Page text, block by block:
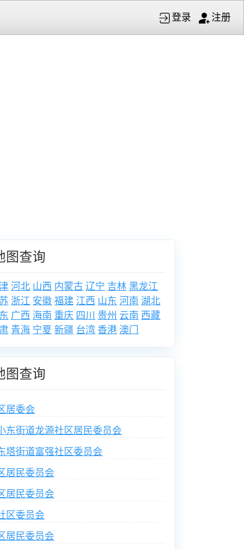
登录 注册
图查询
河北 山西 内蒙古辽宁 吉林黑龙江
浙江 安徽福建 江西 山东 河南 湖北
广西 海南 重庆 四川 贵州 云南 西藏
青海 宁夏 新疆 台湾 香港 澳门
图查询
居委会
东街道龙源社区居民委员会
塔街道富强社区委员会
居民委员会
居民委员会
区委员会
居民委员会